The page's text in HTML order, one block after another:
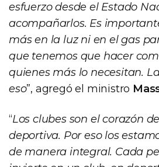
esfuerzo desde el Estado
acompañarlos. Es
más en la luz ni en el gas
que tenemos que hacer
quienes más lo necesitan.
eso”, agregó el ministro
“Los clubes son el corazón
deportiva. Por eso los
de manera integral. Cada